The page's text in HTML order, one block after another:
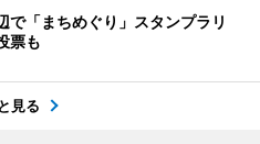
で「まちめぐり」スタンプラリ
票も
見る